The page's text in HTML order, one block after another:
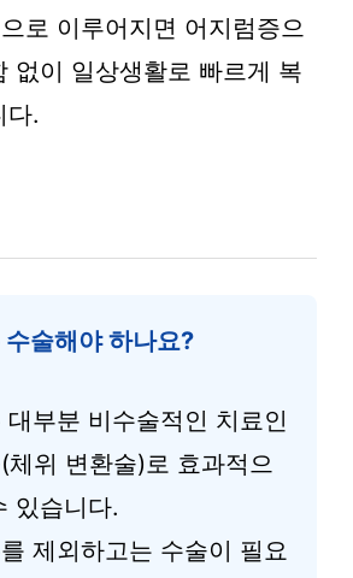
로 이루어지면 어지럼증으
없이 일상생활로 빠르게 복
다.
수술해야 하나요?
부분 비수술적인 치료인
체위 변환술)로 효과적으
있습니다.
제외하고는 수술이 필요